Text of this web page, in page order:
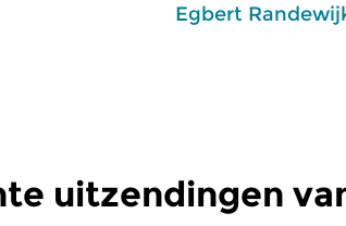
Egbert
uitzendingen